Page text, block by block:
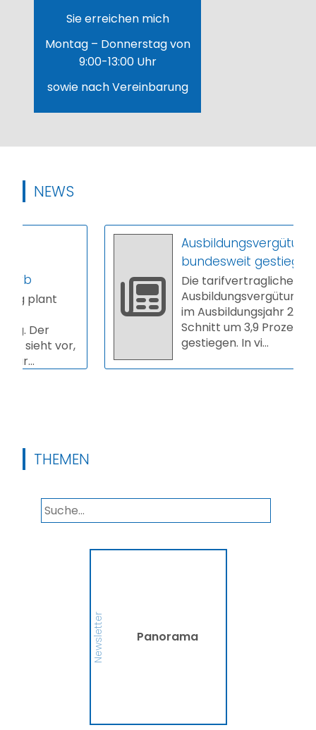
Sie erreichen mich
Montag – Donnerstag von
9:00-13:00 Uhr
sowie nach Vereinbarung
NEWS
vor,
Ausbildungsvergütungen
bundesweit gestiegen
Die tarifvertraglichen
Ausbildungsvergütungen sind
im Ausbildungsjahr 2025/26 im
Schnitt um 3,9 Prozent
gestiegen. In vi...
THEMEN
Newsletter Panorama
Gewerbethemen. Bleiben